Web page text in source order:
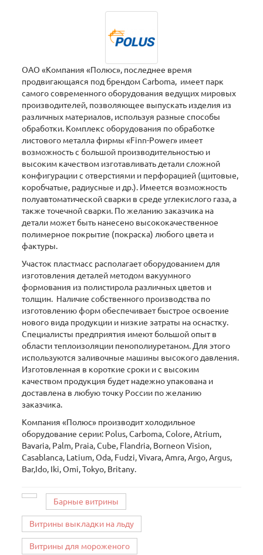
ОАО «Компания «Полюс», последнее время
продвигающаяся под брендом Carboma, имеет парк
самого современного оборудования ведущих мировых
производителей, позволяющее выпускать изделия из
различных материалов, используя разные способы
обработки. Комплекс оборудования по обработке
листового металла фирмы «Finn-Power» имеет
возможность с большой производительностью и
высоким качеством изготавливать детали сложной
конфигурации с отверстиями и перфорацией (щитовые,
коробчатые, радиусные и др.). Имеется возможность
полуавтоматической сварки в среде углекислого газа, а
также точечной сварки. По желанию заказчика на
детали может быть нанесено высококачественное
полимерное покрытие (покраска) любого цвета и
фактуры.
Участок пластмасс располагает оборудованием для
изготовления деталей методом вакуумного
формования из полистирола различных цветов и
толщин. Наличие собственного производства по
изготовлению форм обеспечивает быстрое освоение
нового вида продукции и низкие затраты на оснастку.
Специалисты предприятия имеют большой опыт в
области теплоизоляции пенополиуретаном. Для этого
используются заливочные машины высокого давления.
Изготовленная в короткие сроки и с высоким
качеством продукция будет надежно упакована и
доставлена в любую точку России по желанию
заказчика.
Компания «Полюс» производит холодильное
оборудование серии: Polus, Carboma, Colore, Atrium,
Bavaria, Palm, Praia, Cube, Flandria, Borneon Vision,
Casablanca, Latium, Oda, Fudzi, Vivara, Amra, Argo, Argus,
Bar,Ido, Iki, Omi, Tokyo, Britany.
Барные витрины
Витрины выкладки на льду
Витрины для мороженого